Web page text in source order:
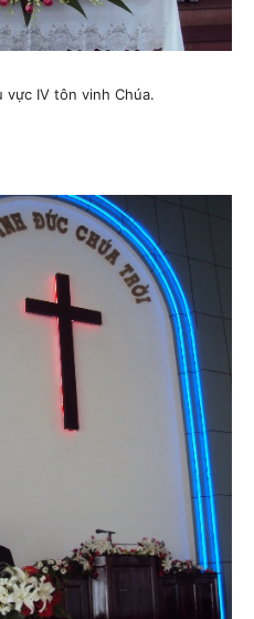
vực IV tôn vinh Chúa.